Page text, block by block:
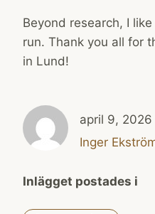
Beyond research, I
run. Thank you all for
in Lund!
april 9, 2026
Inger
Inlägget postades i